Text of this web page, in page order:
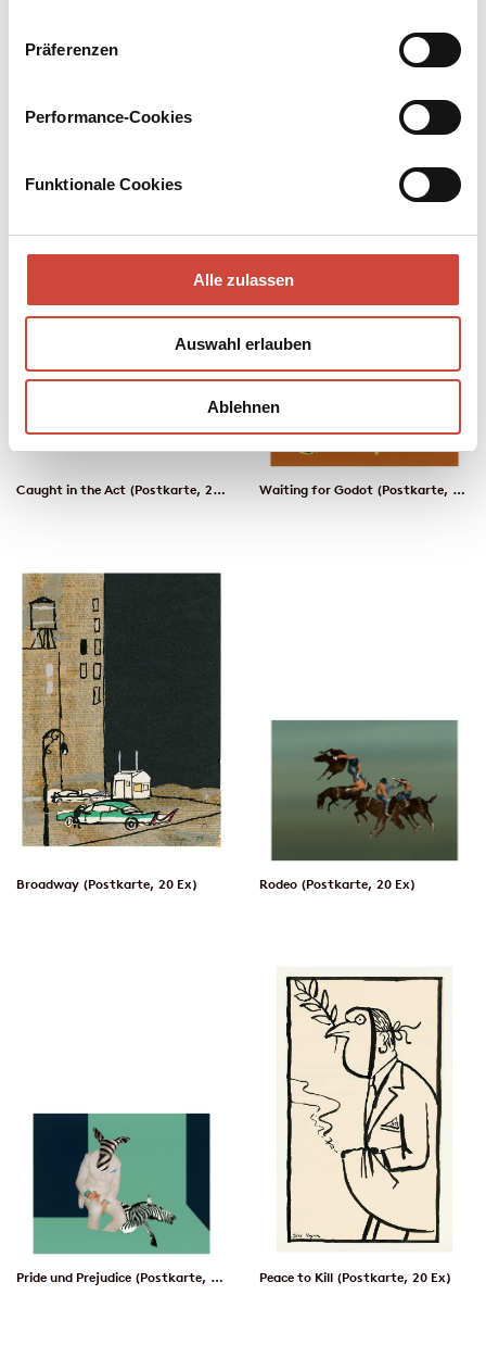
Präferenzen
Performance-Cookies
Funktionale Cookies
Alle zulassen
Auswahl erlauben
Ablehnen
Caught in the Act (Postkarte, 20 Ex) Waiting for Godot (Postkarte, 20 Ex)
Broadway (Postkarte, 20 Ex) Rodeo (Postkarte, 20 Ex)
Pride und Prejudice (Postkarte, 20 Ex) Peace to Kill (Postkarte, 20 Ex)